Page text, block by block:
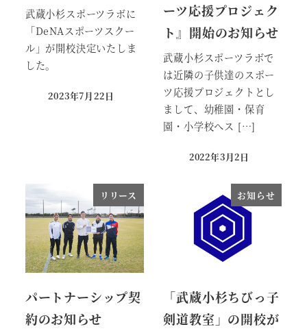
武蔵小杉スポーツラボに
「DeNAスポーツスクー
ル」が開校決定いたしま
した。
投稿日
2023年7月22日
ーツ応援プロジェク
ト』開始のお知らせ
武蔵小杉スポーツラボで
は近隣の子供達のスポー
ツ応援プロジェクトとし
まして、幼稚園・保育
園・小学校へス […]
投稿日
2022年3月2日
リリース
パートナーシップ契
約のお知らせ
お知らせ
「武蔵小杉ちびっ子
剣道教室」の開校が